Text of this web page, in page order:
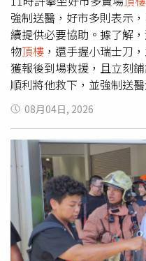
劇。民眾若發現動物受傷
線或 1999 通報。
強制送醫，好市多則表示
續提供必要協助。據了解
物頂樓 ，還手握小瑞士刀
獲報後到場救援，且立刻
順利將他救下，並強制送
性員工今日上午因情緒不
全考量，賣場立即通報警
情緒，後續陪同就醫並協
況，將持續提供必要協助
後續事宜。好市多表示，
及工作安全，對於員工反
態度，依相關法令及公司
支持與協助。新莊分局呼
擾，請主動求助親友或專
1925、生命線1995、張老
08月04日, 2026